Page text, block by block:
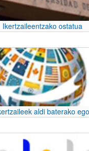
Ikertzaileentzako ostatua
aldi baterako